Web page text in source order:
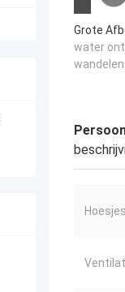
Grote
water